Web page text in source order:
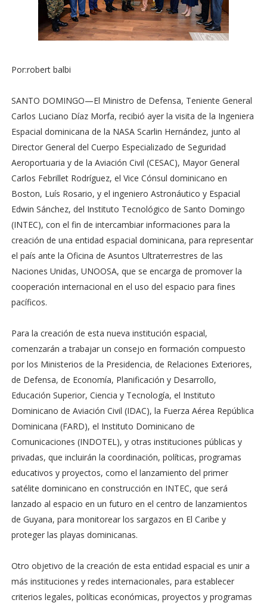
Por:robert balbi
SANTO DOMINGO—El Ministro de Defensa, Teniente General
Carlos Luciano Díaz Morfa, recibió ayer la visita de la Ingeniera
Espacial dominicana de la NASA Scarlin Hernández, junto al
Director General del Cuerpo Especializado de Seguridad
Aeroportuaria y de la Aviación Civil (CESAC), Mayor General
Carlos Febrillet Rodríguez, el Vice Cónsul dominicano en
Boston, Luís Rosario, y el ingeniero Astronáutico y Espacial
Edwin Sánchez, del Instituto Tecnológico de Santo Domingo
(INTEC), con el fin de intercambiar informaciones para la
creación de una entidad espacial dominicana, para representar
el país ante la Oficina de Asuntos Ultraterrestres de las
Naciones Unidas, UNOOSA, que se encarga de promover la
cooperación internacional en el uso del espacio para fines
pacíficos.
Para la creación de esta nueva institución espacial,
comenzarán a trabajar un consejo en formación compuesto
por los Ministerios de la Presidencia, de Relaciones Exteriores,
de Defensa, de Economía, Planificación y Desarrollo,
Educación Superior, Ciencia y Tecnología, el Instituto
Dominicano de Aviación Civil (IDAC), la Fuerza Aérea República
Dominicana (FARD), el Instituto Dominicano de
Comunicaciones (INDOTEL), y otras instituciones públicas y
privadas, que incluirán la coordinación, políticas, programas
educativos y proyectos, como el lanzamiento del primer
satélite dominicano en construcción en INTEC, que será
lanzado al espacio en un futuro en el centro de lanzamientos
de Guyana, para monitorear los sargazos en El Caribe y
proteger las playas dominicanas.
Otro objetivo de la creación de esta entidad espacial es unir a
más instituciones y redes internacionales, para establecer
criterios legales, políticas económicas, proyectos y programas